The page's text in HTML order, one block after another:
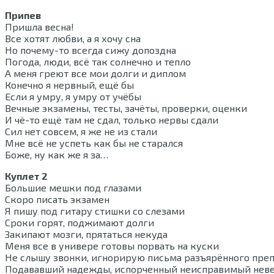
Припев
Пришла весна!
Все хотят любви, а я хочу сна
Но почему-то всегда сижу допоздна
Погода, люди, всё так солнечно и тепло
А меня греют все мои долги и диплом
Конечно я нервный, ещё бы
Если я умру, я умру от учёбы
Вечные экзамены, тесты, зачёты, проверки, оценки
И чё-то ещё там не сдал, только нервы сдали
Сил нет совсем, я же не из стали
Мне всё не успеть как бы не старался
Боже, ну как же я за…
Куплет 2
Большие мешки под глазами
Скоро писать экзамен
Я пишу под гитару стишки со слезами
Сроки горят, поджимают долги
Закипают мозги, прятаться некуда
Меня все в универе готовы порвать на куски
Не слышу звонки, игнорирую письма разъярённого
Подававший надежды, испорченный неисправимый